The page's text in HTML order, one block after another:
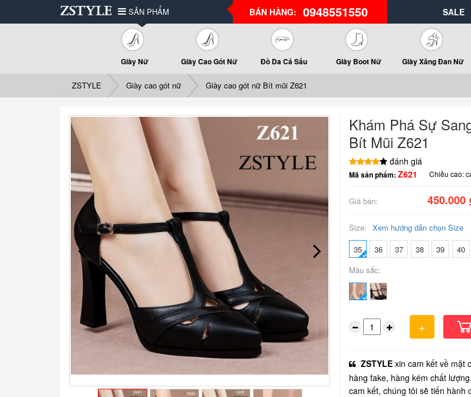
SẢN PHẨM BÁN HÀNG: 0948551550 SALE
Giày Nữ Giày Cao Gót Nữ Đồ Da Cá Sấu Giày Boot Nữ Giày Xăng Đan Nữ
ZSTYLE Giày cao gót nữ Giày cao gót nữ Bít mũi Z621
Khám Phá Sự
Bít Mũi Z621
đánh giá
Mã sản phẩm: Z621 Chiều cao:
Giá bán: 450.000
Size: Xem hướng dẫn chọn Size
35
36 37 38 39
40
Màu sắc:
ZSTYLE xin cam kết về mặt
hàng fake, hàng kém chất
cam kết, chúng tôi sẽ tiến hành